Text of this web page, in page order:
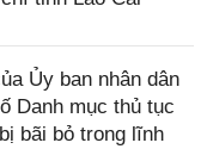
Ủy ban nhân dân
Danh mục thủ tục
bãi bỏ trong lĩnh